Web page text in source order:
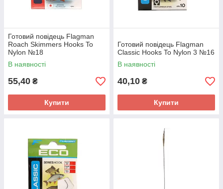
Готовий повідець Flagman
Roach Skimmers Hooks To
Nylon №18
В наявності
55,40 ₴
Купити
Готовий повідець Flagman
Classic Hooks To Nylon 3 №16
В наявності
40,10 ₴
Купити